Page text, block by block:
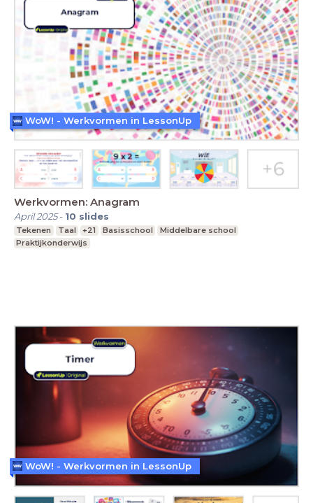
Werkvormen: Anagram
April 2025- 10 slides
Tekenen Taal +21 Basisschool
Middelbare school
Praktijkonderwijs
WoW! - Werkvormen in LessonUp
WoW! - Werkvormen in LessonUp